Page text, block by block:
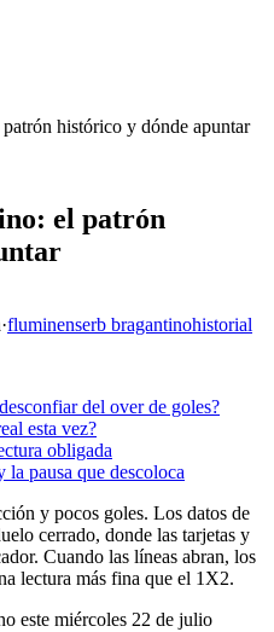
histórico y dónde apuntar
el patrón
·fluminenserb bragantinohistorial
del over de goles?
esta vez?
obligada
pausa que descoloca
y pocos goles. Los datos de
cerrado, donde las tarjetas y
Cuando las líneas abran, los
lectura más fina que el 1X2.
este miércoles 22 de julio